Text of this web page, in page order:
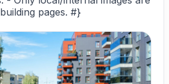
pages. #}